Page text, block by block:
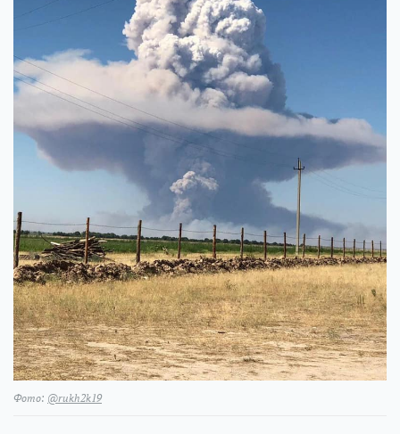
Фото: @rukh2k19